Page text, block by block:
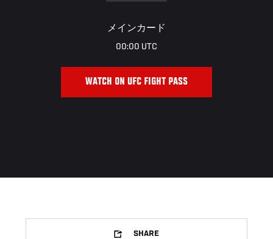
メインカード
00:00 UTC
WATCH ON UFC FIGHT PASS
SHARE